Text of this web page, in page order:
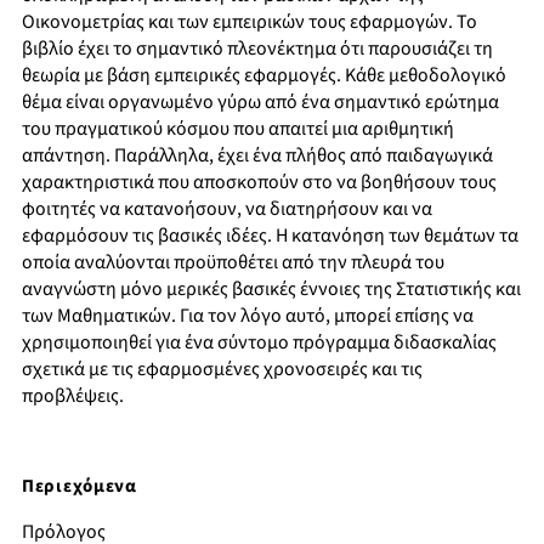
Οικονομετρίας και των εμπειρικών τους εφαρμογών. Το
βιβλίο έχει το σημαντικό πλεονέκτημα ότι παρουσιάζει τη
θεωρία με βάση εμπειρικές εφαρμογές. Κάθε μεθοδολογικό
θέμα είναι οργανωμένο γύρω από ένα σημαντικό ερώτημα
του πραγματικού κόσμου που απαιτεί μια αριθμητική
απάντηση. Παράλληλα, έχει ένα πλήθος από παιδαγωγικά
χαρακτηριστικά που αποσκοπούν στο να βοηθήσουν τους
φοιτητές να κατανοήσουν, να διατηρήσουν και να
εφαρμόσουν τις βασικές ιδέες. Η κατανόηση των θεμάτων τα
οποία αναλύονται προϋποθέτει από την πλευρά του
αναγνώστη μόνο μερικές βασικές έννοιες της Στατιστικής και
των Μαθηματικών. Για τον λόγο αυτό, μπορεί επίσης να
χρησιμοποιηθεί για ένα σύντομο πρόγραμμα διδασκαλίας
σχετικά με τις εφαρμοσμένες χρονοσειρές και τις
προβλέψεις.
Περιεχόμενα
Πρόλογος